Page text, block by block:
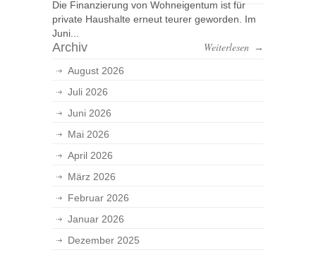
Die Finanzierung von Wohneigentum ist für
private Haushalte erneut teurer geworden. Im
Juni...
Weiterlesen →
Archiv
August 2026
Juli 2026
Juni 2026
Mai 2026
April 2026
März 2026
Februar 2026
Januar 2026
Dezember 2025